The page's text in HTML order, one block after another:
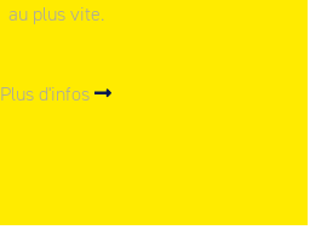
au plus vite.
Plus d'infos